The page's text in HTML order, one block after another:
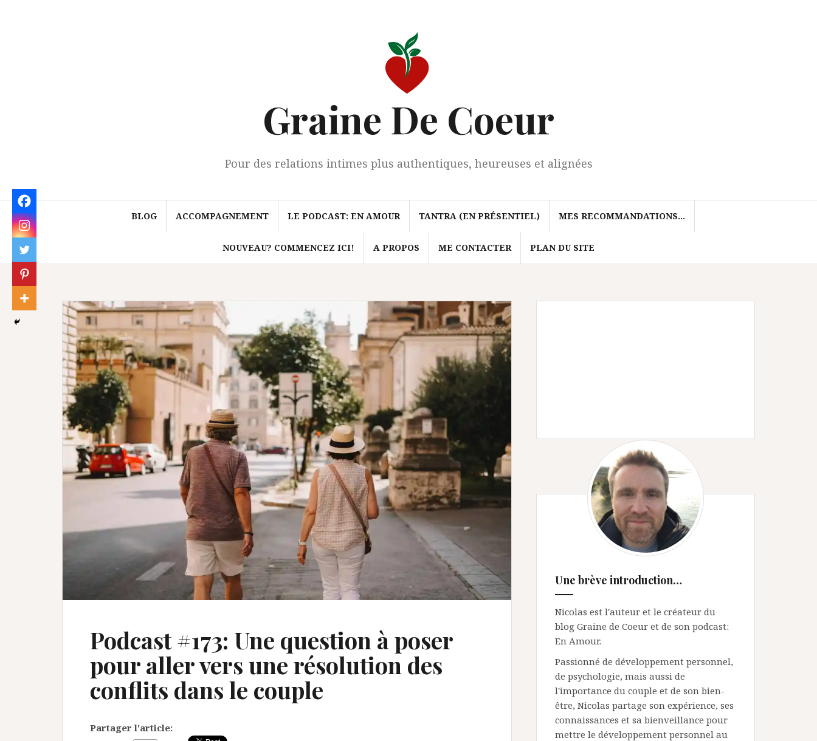
Graine De Coeur
Pour des relations intimes plus authentiques, heureuses et alignées
BLOG ACCOMPAGNEMENT LE PODCAST: EN AMOUR TANTRA (EN PRÉSENTIEL) MES RECOMMANDATIONS…
NOUVEAU? COMMENCEZ ICI! A PROPOS ME CONTACTER PLAN DU SITE
Podcast #173: Une question à poser
pour aller vers une résolution des
conflits dans le couple
Partager l'article:
Une brève introduction…
Nicolas est l'auteur et le créateur du
blog Graine de Coeur et de son podcast:
En Amour.
Passionné de développement personnel,
de psychologie, mais aussi de
l'importance du couple et de son bien-
être, Nicolas partage son expérience, ses
connaissances et sa bienveillance pour
mettre le développement personnel au